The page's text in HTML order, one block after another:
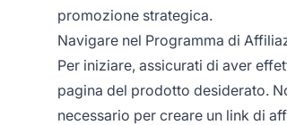
promozione strategica.
Navigare nel Programma di
Per iniziare, assicurati di aver
pagina del prodotto desiderato.
necessario per creare un link di